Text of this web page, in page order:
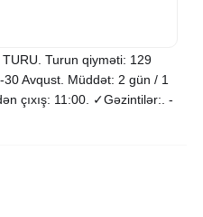
Turun qiyməti: 129
Avqust. Müddət: 2 gün / 1
çıxış: 11:00. ✓Gəzintilər:. -